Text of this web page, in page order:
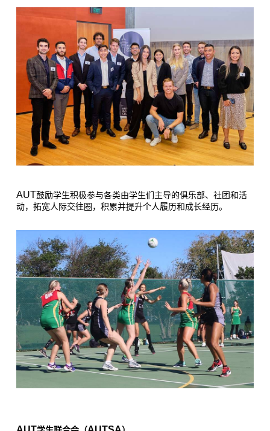
AUT鼓励学生积极参与各类由学生们主导的俱乐部、社团和活
动，拓宽人际交往圈，积累并提升个人履历和成长经历。